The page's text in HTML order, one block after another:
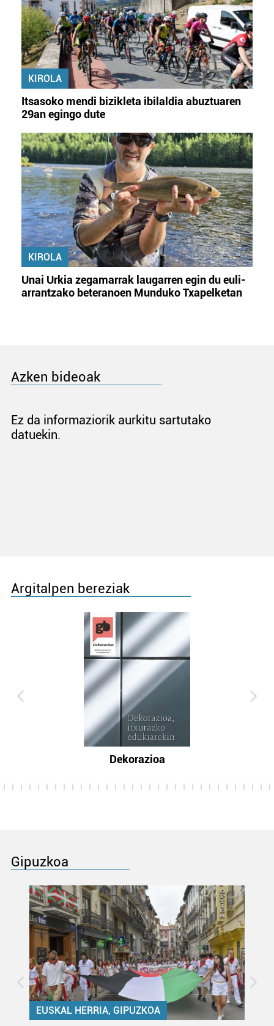
KIROLA
Itsasoko mendi bizikleta ibilaldia abuztuaren
29an egingo dute
KIROLA
Unai Urkia zegamarrak laugarren egin du euli-
arrantzako beteranoen Munduko Txapelketan
Azken bideoak
Ez da informaziorik aurkitu sartutako
datuekin.
Argitalpen bereziak
Dekorazioa
Gipuzkoa
EUSKAL HERRIA, GIPUZKOA